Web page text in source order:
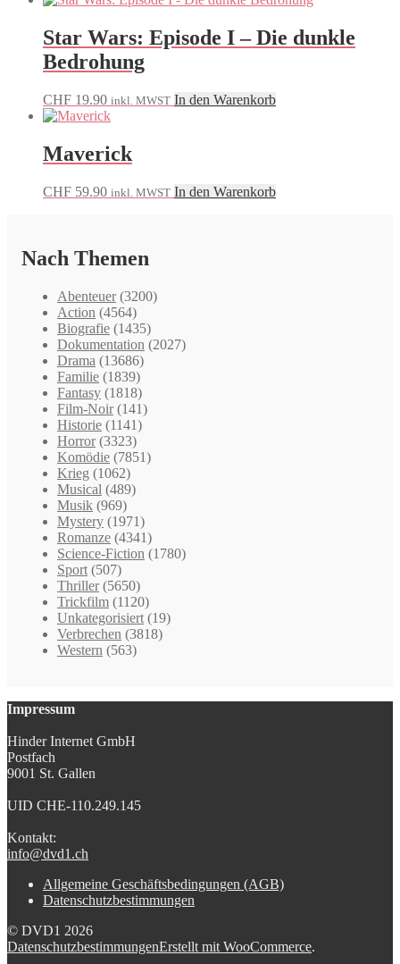
Star Wars: Episode I – Die dunkle
Bedrohung
CHF 19.90 inkl. MWST In den Warenkorb
Maverick
CHF 59.90 inkl. MWST In den Warenkorb
Nach Themen
Abenteuer (3200)
Action (4564)
Biografie (1435)
Dokumentation (2027)
Drama (13686)
Familie (1839)
Fantasy (1818)
Film-Noir (141)
Historie (1141)
Horror (3323)
Komödie (7851)
Krieg (1062)
Musical (489)
Musik (969)
Mystery (1971)
Romanze (4341)
Science-Fiction (1780)
Sport (507)
Thriller (5650)
Trickfilm (1120)
Unkategorisiert (19)
Verbrechen (3818)
Western (563)
Impressum
Hinder Internet GmbH
Postfach
9001 St. Gallen
UID CHE-110.249.145
Kontakt:
info@dvd1.ch
Allgemeine Geschäftsbedingungen (AGB)
Datenschutzbestimmungen
© DVD1 2026
DatenschutzbestimmungenErstellt mit WooCommerce.